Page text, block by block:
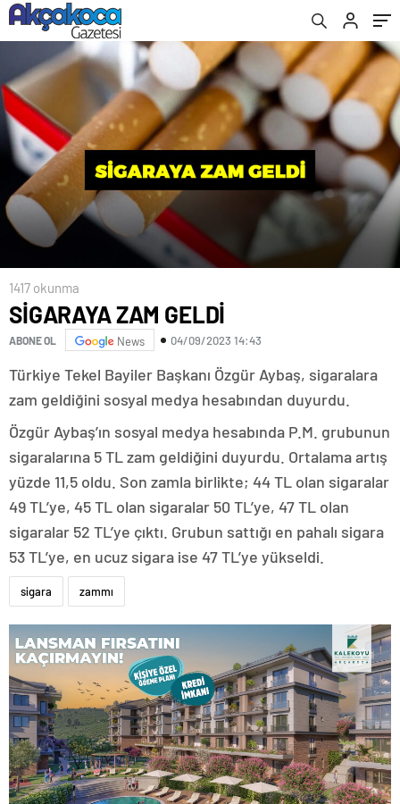
1417 okunma
SİGARAYA ZAM GELDİ
ABONE OL News 04/09/2023 14:43
Türkiye Tekel Bayiler Başkanı Özgür Aybaş, sigaralara
zam geldiğini sosyal medya hesabından duyurdu.
Özgür Aybaş’ın sosyal medya hesabında P.M. grubunun
sigaralarına 5 TL zam geldiğini duyurdu. Ortalama artış
yüzde 11,5 oldu. Son zamla birlikte; 44 TL olan sigaralar
49 TL’ye, 45 TL olan sigaralar 50 TL’ye, 47 TL olan
sigaralar 52 TL’ye çıktı. Grubun sattığı en pahalı sigara
53 TL’ye, en ucuz sigara ise 47 TL’ye yükseldi.
sigara zammı